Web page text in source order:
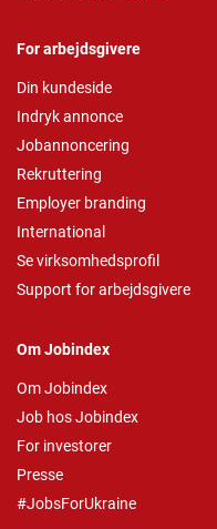
For arbejdsgivere
Din kundeside
Indryk annonce
Jobannoncering
Rekruttering
Employer branding
International
Se virksomhedsprofil
Support for arbejdsgivere
Om Jobindex
Om Jobindex
Job hos Jobindex
For investorer
Presse
#JobsForUkraine